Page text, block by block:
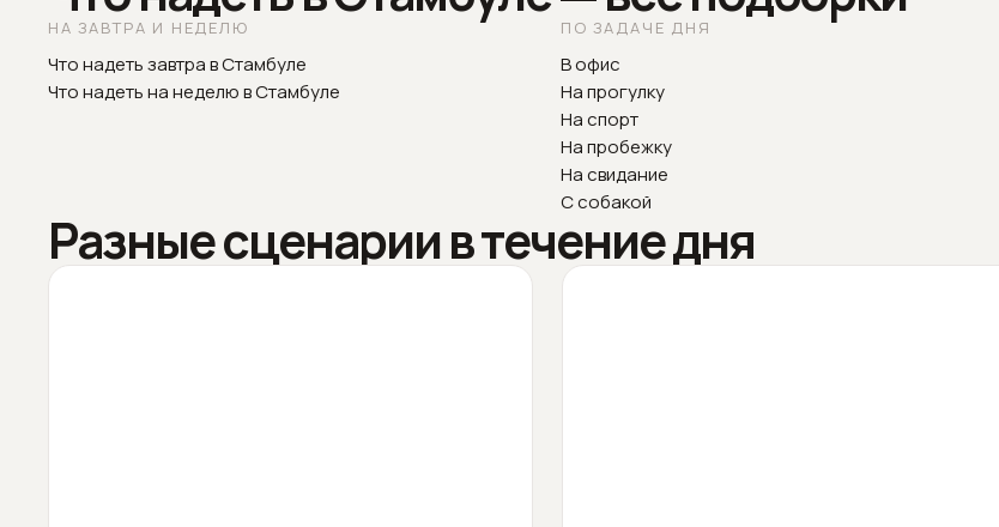
НА ЗАВТРА И НЕДЕЛЮ
Что надеть завтра в Стамбуле
Что надеть на неделю в Стамбуле
ПО ЗАДАЧЕ ДНЯ
В офис
На прогулку
На спорт
На пробежку
На свидание
С собакой
Разные сценарии в течение дня